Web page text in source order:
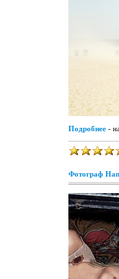
Подробнее -
Фотограф